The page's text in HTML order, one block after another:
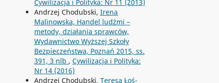
Cywilizacja i Polityka: Nr 11 (2013)
Andrzej Chodubski, Irena
Malinowska, Handel ludźmi –
metody, działania sprawców,
Wydawnictwo Wyższej Szkoły
Bezpieczeństwa, Poznań 2015, ss.
391, 3 nlb , Cywilizacja i Polityka:
Nr 14 (2016)
Andrzej Chodubski, Teresa Łoś-